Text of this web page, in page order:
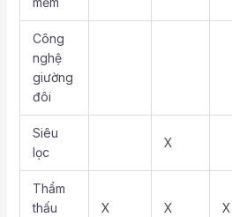
Công
nghệ
giường
đôi
Siêu
lọc
X
Thẩm
thấu
X X X